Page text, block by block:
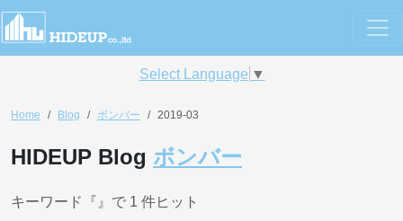
Select Language ▼
Home Blog ボンバー 2019-03
HIDEUP Blog ボンバー
キーワード『 』で 1 件ヒット